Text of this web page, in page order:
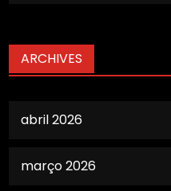
ARCHIVES
abril 2026
março 2026